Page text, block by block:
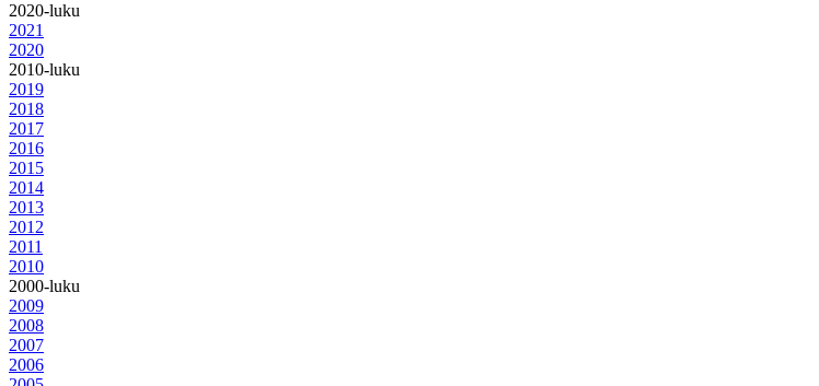
2020-luku
2021
2020
2010-luku
2019
2018
2017
2016
2015
2014
2013
2012
2011
2010
2000-luku
2009
2008
2007
2006